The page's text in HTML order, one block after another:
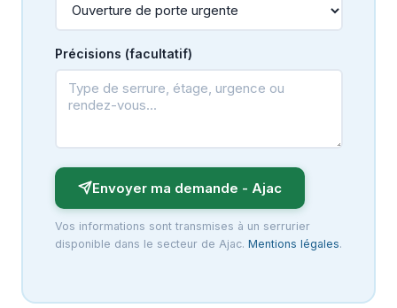
Précisions (facultatif)
Envoyer ma demande - Ajac
Vos informations sont transmises à un serrurier
disponible dans le secteur de Ajac. Mentions légales.